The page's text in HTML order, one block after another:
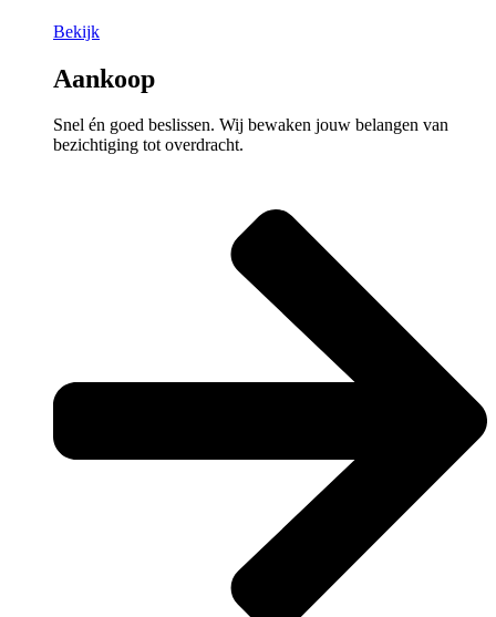
Bekijk
Aankoop
Snel én goed beslissen. Wij bewaken jouw belangen van
bezichtiging tot overdracht.